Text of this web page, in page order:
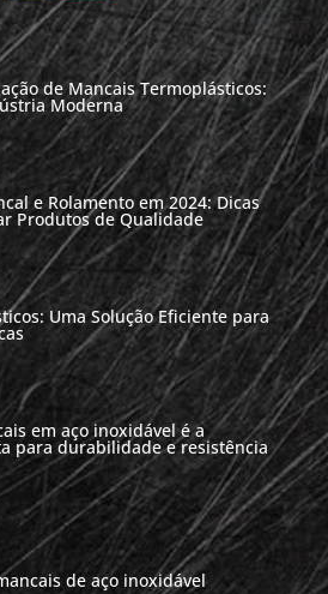
de Mancais Termoplásticos:
Moderna
e Rolamento em 2024: Dicas
Produtos de Qualidade
Uma Solução Eficiente para
em aço inoxidável é a
para durabilidade e resistência
de aço inoxidável